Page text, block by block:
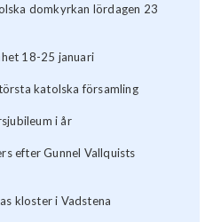
domkyrkan lördagen 23
18-25 januari
katolska församling
i år
efter Gunnel Vallquists
kloster i Vadstena